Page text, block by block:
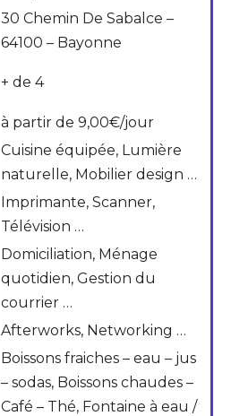
30 Chemin De Sabalce –
64100 – Bayonne
+ de 4
à partir de 9,00€/jour
Cuisine équipée, Lumière
naturelle, Mobilier design …
Imprimante, Scanner,
Télévision …
Domiciliation, Ménage
quotidien, Gestion du
courrier …
Afterworks, Networking …
Boissons fraiches – eau – jus
– sodas, Boissons chaudes –
Café – Thé, Fontaine à eau /